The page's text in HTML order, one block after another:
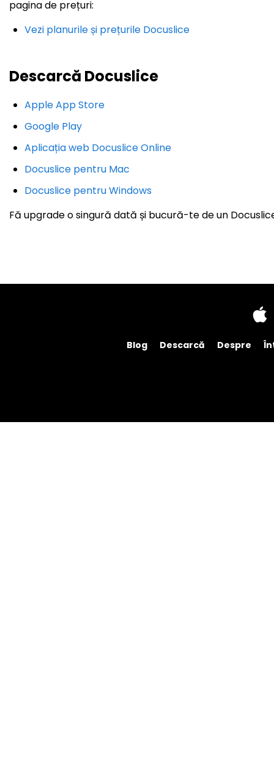
pagina de prețuri:
Vezi planurile și prețurile Docuslice
Descarcă Docuslice
Apple App Store
Google Play
Aplicația web Docuslice Online
Docuslice pentru Mac
Docuslice pentru Windows
Fă upgrade o singură dată și bucură-te de un
Blog Descarcă Despre